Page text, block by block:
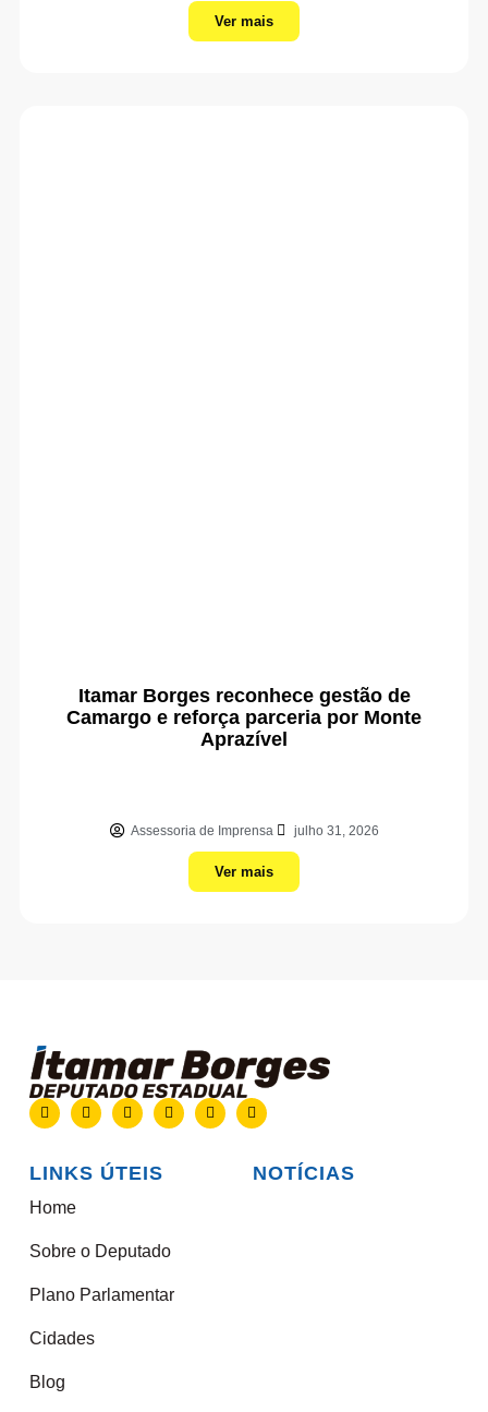
Ver mais
Itamar Borges reconhece gestão de
Camargo e reforça parceria por Monte
Aprazível
Assessoria de Imprensa julho 31, 2026
Ver mais
LINKS ÚTEIS
Home
Sobre o Deputado
Plano Parlamentar
Cidades
Blog
NOTÍCIAS